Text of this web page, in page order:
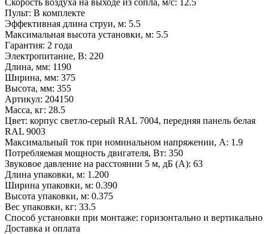
Пульт: В комплекте
Эффективная длина струи, м: 5.5
Максимальная высота установки, м: 5.5
Гарантия: 2 года
Электропитание, В: 220
Длина, мм: 1190
Ширина, мм: 375
Высота, мм: 355
Артикул: 204150
Масса, кг: 28.5
Цвет: корпус светло-серый RAL 7004, передняя панель белая
RAL 9003
Максимальный ток при номинальном напряжении, A: 1.9
Потребляемая мощность двигателя, Вт: 350
Звуковое давление на расстоянии 5 м, дБ (A): 63
Длина упаковки, м: 1.200
Ширина упаковки, м: 0.390
Высота упаковки, м: 0.375
Вес упаковки, кг: 33.5
Способ установки при монтаже: горизонтально и вертикально
Доставка и оплата